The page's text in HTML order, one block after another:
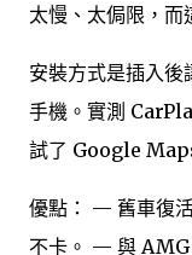
太慢、太侷限，而
安裝方式是插入
手機。實測
試了 Google
優點： — 舊車復
不卡。 — 與 AMG